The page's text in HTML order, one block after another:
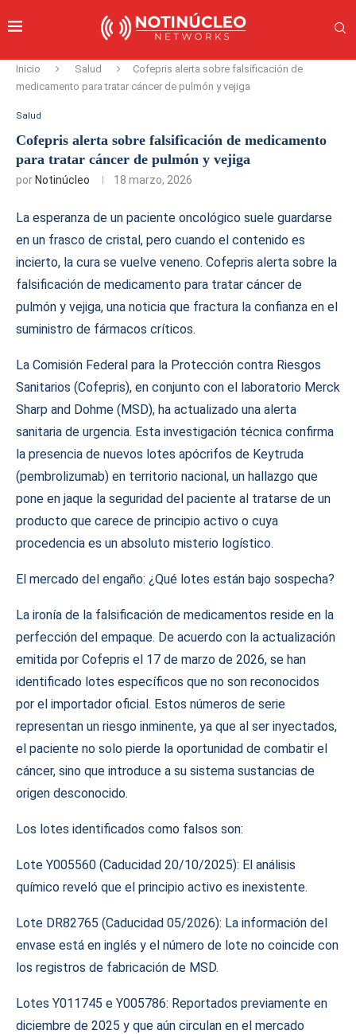
Inicio Salud
Cofepris alerta sobre falsificación de
medicamento para tratar cáncer de pulmón y vejiga
Salud
Cofepris alerta sobre falsificación de medicamento
para tratar cáncer de pulmón y vejiga
por Notinúcleo 18 marzo, 2026
La esperanza de un paciente oncológico suele guardarse
en un frasco de cristal, pero cuando el contenido es
incierto, la cura se vuelve veneno. Cofepris alerta sobre la
falsificación de medicamento para tratar cáncer de
pulmón y vejiga, una noticia que fractura la confianza en el
suministro de fármacos críticos.
La Comisión Federal para la Protección contra Riesgos
Sanitarios (Cofepris), en conjunto con el laboratorio Merck
Sharp and Dohme (MSD), ha actualizado una alerta
sanitaria de urgencia. Esta investigación técnica confirma
la presencia de nuevos lotes apócrifos de Keytruda
(pembrolizumab) en territorio nacional, un hallazgo que
pone en jaque la seguridad del paciente al tratarse de un
producto que carece de principio activo o cuya
procedencia es un absoluto misterio logístico.
El mercado del engaño: ¿Qué lotes están bajo sospecha?
La ironía de la falsificación de medicamentos reside en la
perfección del empaque. De acuerdo con la actualización
emitida por Cofepris el 17 de marzo de 2026, se han
identificado lotes específicos que no son reconocidos
por el importador oficial. Estos números de serie
representan un riesgo inminente, ya que al ser inyectados,
el paciente no solo pierde la oportunidad de combatir el
cáncer, sino que introduce a su sistema sustancias de
origen desconocido.
Los lotes identificados como falsos son:
Lote Y005560 (Caducidad 20/10/2025): El análisis
químico reveló que el principio activo es inexistente.
Lote DR82765 (Caducidad 05/2026): La información del
envase está en inglés y el número de lote no coincide con
los registros de fabricación de MSD.
Lotes Y011745 e Y005786: Reportados previamente en
diciembre de 2025 y que aún circulan en el mercado